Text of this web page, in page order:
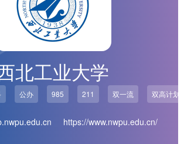
北工业大学
公办 985 211 双一流 双高计划
https://www.nwpu.edu.cn/